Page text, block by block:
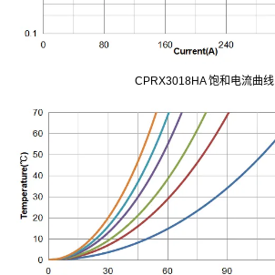
CPRX3018HA 饱和电流曲线